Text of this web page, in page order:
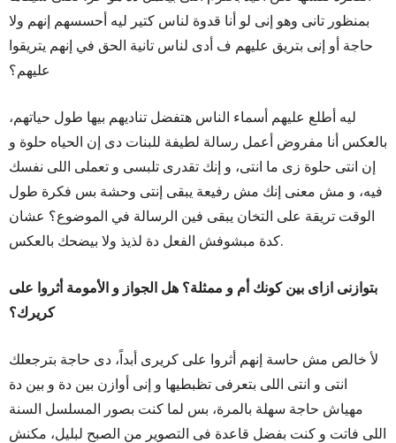
بمنظور تانى وهو إنى لو أنا قدوة لناس كتير ليه أحسسهم إنهم ولا
حاجة أو إنى بتريق عليهم ف أدى لناس تانية الحق في إنهم يتريقوا
عليهم؟
ليه أطلع عليهم أسماء الناس هتفضل تناديهم بيها طول حياتهم،
بالعكس أنا مفروض أعمل رسالة لطيفة للبنات دى إن الحياه حلوة و
إن انتى حلوة زى ما انتى، و إنك تقدرى تلبسى و تعملى اللى نفسك
فيه، و مش معنى إنك مش رفيعة يبقى إنتى وحشة بس فكرة طول
الوقت تريقة على التخان يبقى فين الرسالة في الموضوع؟ عشان
كدة مبشوفش الفعل دة لذيذ ولا بيضحك بالعكس.
بتوازنى ازاى بين كونك أم و ممثلة؟ هل الجواز و الأمومة أثروا على
كريرك؟
لأ خالص مش حاسة إنهم أثروا على كريرى أبداً، دى حاجة بترجعلك
انتى و انتى اللى بتعرفى تظبطيها و إنى أوازن بين دة و بين دة
مهياش حاجة سهلة بالمرة، بس لما كنت بصور المسلسل السنة
اللى فاتت و كنت بفضل قاعدة فى التصوير من الصبح لبليل، مكنش